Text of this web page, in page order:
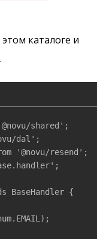
этом каталоге и
shared';
dal';
'@novu/resend';
BaseHandler {